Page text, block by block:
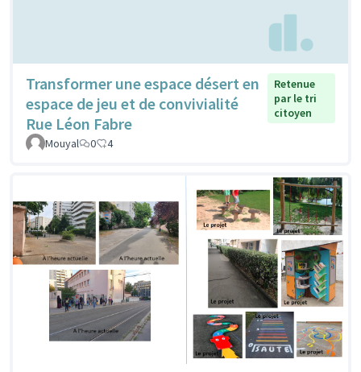
Transformer une espace désert en
espace de jeu et de convivialité
Rue Léon Fabre
Retenue
par le tri
citoyen
Mouyal 0 4